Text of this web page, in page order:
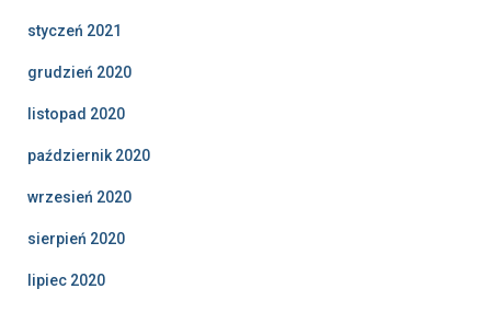
styczeń 2021
grudzień 2020
listopad 2020
październik 2020
wrzesień 2020
sierpień 2020
lipiec 2020